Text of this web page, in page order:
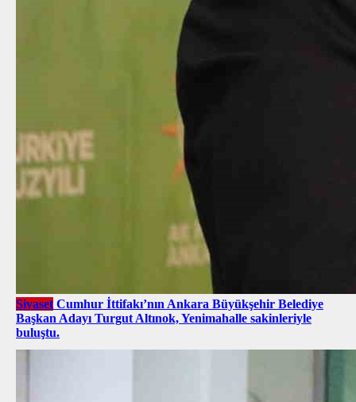
Siyaset Cumhur İttifakı’nın Ankara Büyükşehir Belediye
Başkan Adayı Turgut Altınok, Yenimahalle sakinleriyle
buluştu.